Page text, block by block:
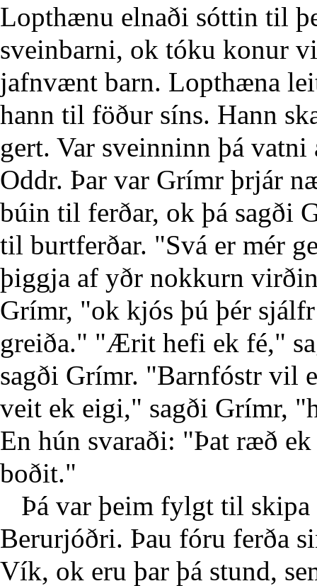
Lopthænu elnaði sóttin til
sveinbarni, ok tóku konur
jafnvænt barn. Lopthæna
hann til föður síns. Hann
gert. Var sveinninn þá
Oddr. Þar var Grímr þrjár
búin til ferðar, ok þá sagði
til burtferðar. "Svá er mér
þiggja af yðr nokkurn
Grímr, "ok kjós þú þér
greiða." "Ærit hefi ek fé,"
sagði Grímr. "Barnfóstr vil
veit ek eigi," sagði Grímr,
En hún svaraði: "Þat ræð
boðit."
Þá var þeim fylgt til skipa
Berurjóðri. Þau fóru ferða
Vík, ok eru þar þá stund,